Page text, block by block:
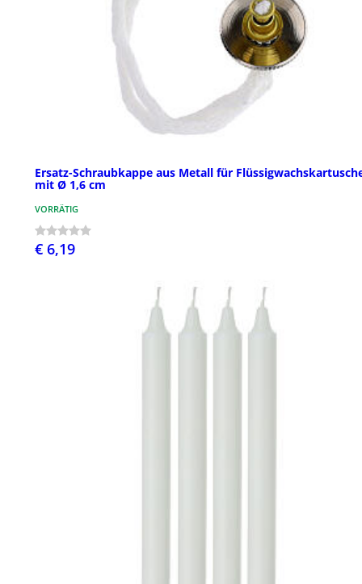
Ersatz-Schraubkappe aus Metall für
mit Ø 1,6 cm
VORRÄTIG
€ 6,19